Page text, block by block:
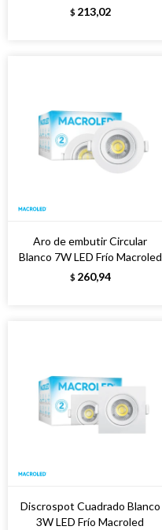
$ 213,02
Aro de embutir Circular
Blanco 7W LED Frío Macroled
$ 260,94
Discrospot Cuadrado Blanco
3W LED Frío Macroled